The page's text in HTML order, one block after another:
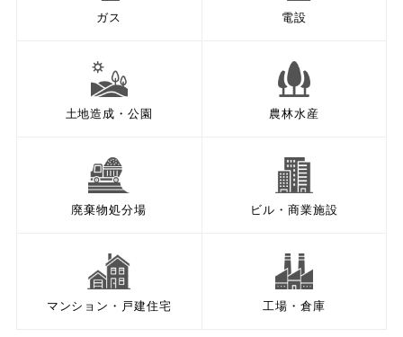
ガス 電設
土地造成・公園 農林水産
廃棄物処分場 ビル・商業施設
マンション・戸建住宅 工場・倉庫